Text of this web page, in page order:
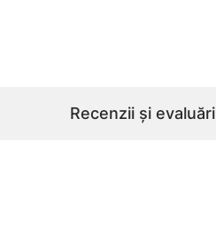
Recenzii și evaluări